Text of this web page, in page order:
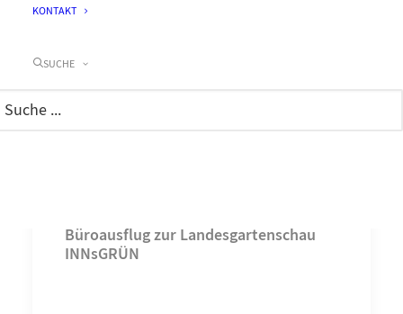
KONTAKT
SUCHE
Büroausflug zur Landesgartenschau
INNsGRÜN